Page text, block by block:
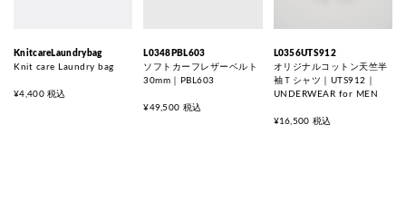
KnitcareLaundrybag
Knit care Laundry bag
¥4,400 税込
L0348PBL603
ソフトカーフレザーベルト
30mm｜PBL603
¥49,500 税込
L0356UTS912
オリジナルコットン天竺半
袖Ｔシャツ｜UTS912｜
UNDERWEAR for MEN
¥16,500 税込